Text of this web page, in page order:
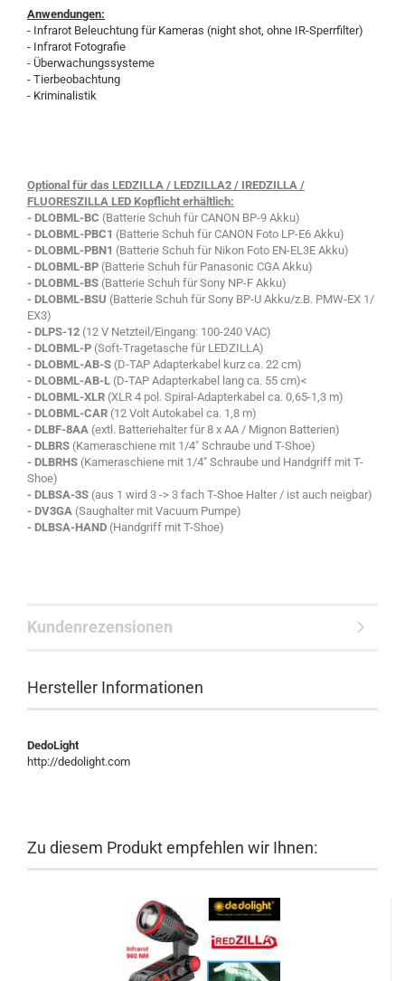
Anwendungen:
- Infrarot Beleuchtung für Kameras (night shot, ohne IR-Sperrfilter)
- Infrarot Fotografie
- Überwachungssysteme
- Tierbeobachtung
- Kriminalistik
Optional für das LEDZILLA / LEDZILLA2 / IREDZILLA /
FLUORESZILLA LED Kopflicht erhältlich:
- DLOBML-BC (Batterie Schuh für CANON BP-9 Akku)
- DLOBML-PBC1 (Batterie Schuh für CANON Foto LP-E6 Akku)
- DLOBML-PBN1 (Batterie Schuh für Nikon Foto EN-EL3E Akku)
- DLOBML-BP (Batterie Schuh für Panasonic CGA Akku)
- DLOBML-BS (Batterie Schuh für Sony NP-F Akku)
- DLOBML-BSU (Batterie Schuh für Sony BP-U Akku/z.B. PMW-EX 1/
EX3)
- DLPS-12 (12 V Netzteil/Eingang: 100-240 VAC)
- DLOBML-P (Soft-Tragetasche für LEDZILLA)
- DLOBML-AB-S (D-TAP Adapterkabel kurz ca. 22 cm)
- DLOBML-AB-L (D-TAP Adapterkabel lang ca. 55 cm)<
- DLOBML-XLR (XLR 4 pol. Spiral-Adapterkabel ca. 0,65-1,3 m)
- DLOBML-CAR (12 Volt Autokabel ca. 1,8 m)
- DLBF-8AA (extl. Batteriehalter für 8 x AA / Mignon Batterien)
- DLBRS (Kameraschiene mit 1/4" Schraube und T-Shoe)
- DLBRHS (Kameraschiene mit 1/4" Schraube und Handgriff mit T-
Shoe)
- DLBSA-3S (aus 1 wird 3 -> 3 fach T-Shoe Halter / ist auch neigbar)
- DV3GA (Saughalter mit Vacuum Pumpe)
- DLBSA-HAND (Handgriff mit T-Shoe)
Kundenrezensionen
Hersteller Informationen
DedoLight
http://dedolight.com
Zu diesem Produkt empfehlen wir Ihnen: